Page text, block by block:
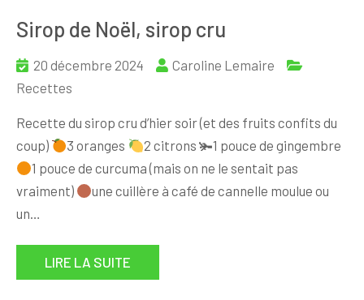
Sirop de Noël, sirop cru
20 décembre 2024
Caroline Lemaire
Recettes
Recette du sirop cru d’hier soir (et des fruits confits du
coup)
3 oranges
2 citrons 🫚1 pouce de gingembre
1 pouce de curcuma (mais on ne le sentait pas
vraiment)
une cuillère à café de cannelle moulue ou
un…
LIRE LA SUITE